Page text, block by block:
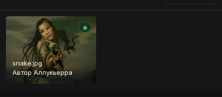
snake.jpg
АвторАллукьерра